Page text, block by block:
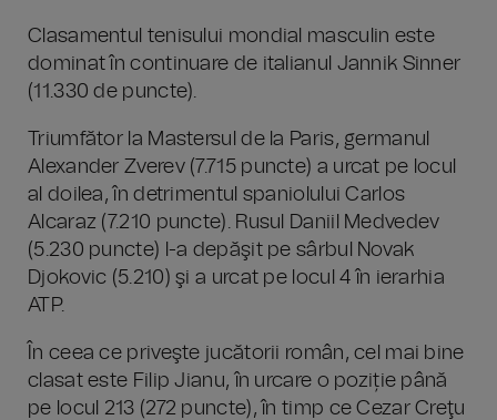
Clasamentul tenisului mondial masculin este
dominat în continuare de italianul Jannik Sinner
(11.330 de puncte).
Triumfător la Mastersul de la Paris, germanul
Alexander Zverev (7.715 puncte) a urcat pe locul
al doilea, în detrimentul spaniolului Carlos
Alcaraz (7.210 puncte). Rusul Daniil Medvedev
(5.230 puncte) l-a depăşit pe sârbul Novak
Djokovic (5.210) şi a urcat pe locul 4 în ierarhia
ATP.
În ceea ce priveşte jucătorii român, cel mai bine
clasat este Filip Jianu, în urcare o poziție până
pe locul 213 (272 puncte), în timp ce Cezar Creţu